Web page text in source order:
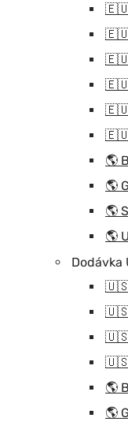
🇪🇺
🇪🇺
🇪🇺
🇪🇺
🇪🇺
🇪🇺
🌎
🌎
🌎
🌎
🇺🇸
🇺🇸
🇺🇸
🇺🇸
🌎
🌎